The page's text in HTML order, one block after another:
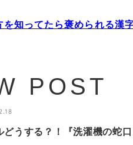
知ってたら褒められる漢
POST
どうする？！『洗濯機の蛇